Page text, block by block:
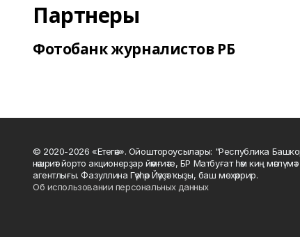
Партнеры
Фотобанк журналистов РБ
© 2020-2026 «Етегән». Ойоштороусылары: "Республика
нәшриәт йорто акционерҙар йәмғиәте, БР Матбуғат һәм киң
агентлығы. Фазуллина Гәүһәр Йәүҙәт ҡыҙы, баш мөхәррир.
Об использовании персональных данных